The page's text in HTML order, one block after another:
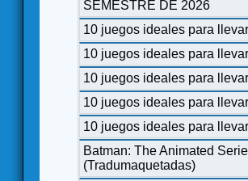
SEMESTRE DE 2026
10 juegos ideales para
10 juegos ideales para
10 juegos ideales para
10 juegos ideales para
10 juegos ideales para
Batman: The Animated
(Tradumaquetadas)